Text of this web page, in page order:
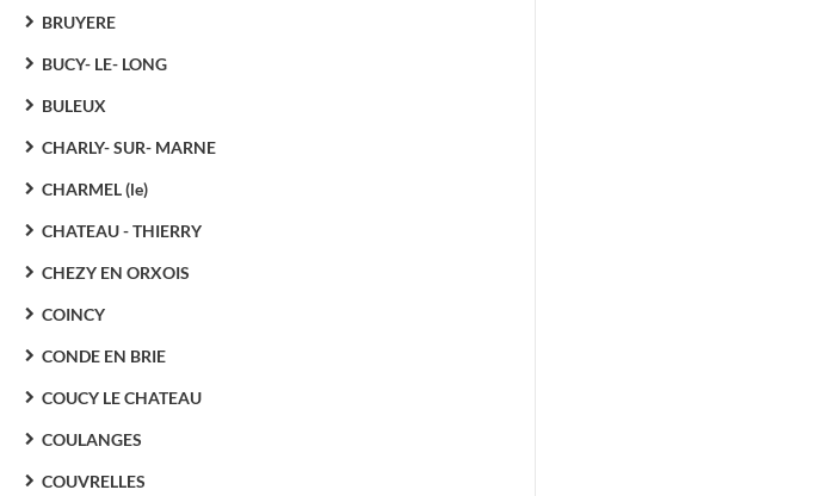
BRUYERE
BUCY- LE- LONG
BULEUX
CHARLY- SUR- MARNE
CHARMEL (le)
CHATEAU - THIERRY
CHEZY EN ORXOIS
COINCY
CONDE EN BRIE
COUCY LE CHATEAU
COULANGES
COUVRELLES